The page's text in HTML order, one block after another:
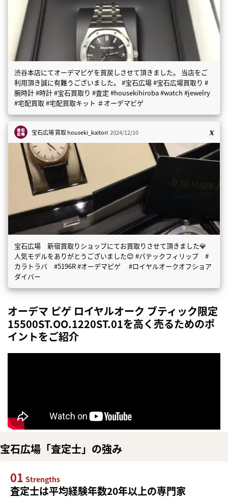
渋谷本店にてオーデマピゲを買戻しさせて頂きました。 当店をご
利用頂き誠に有難うございました。 #宝石広場 #宝石広場買取り #
腕時計 #時計 #宝石買取り #査定 #housekihiroba #watch #jewelry
#宅配買取 #宅配買取キット ＃オーデマピゲ
宝石広場 買取houseki_kaitori 2024/12/10
宝石広場 新宿買取りショップにてお買取りさせて頂きました💎
人気モデルをありがとうございました😊 #パテックフィリップ #
カラトラバ #5196R #オーデマピゲ #ロイヤルオークオフショア
ダイバー
オーデマ ピゲ ロイヤルオーク ブティック限定
15500ST.OO.1220ST.01を高く売るためのポ
イントをご紹介
宝石広場「査定士」の強み
01 Strengths
査定士は平均経験年数20年以上の専門家